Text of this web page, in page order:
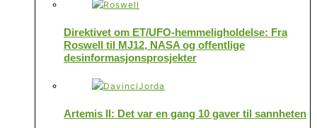
Direktivet om ET/UFO-hemmeligholdelse: Fra
Roswell til MJ12, NASA og offentlige
desinformasjonsprosjekter
Artemis II: Det var en gang 10 gaver til sannheten